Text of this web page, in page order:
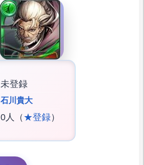
未登録
石川貴大
0人（ ★登録）